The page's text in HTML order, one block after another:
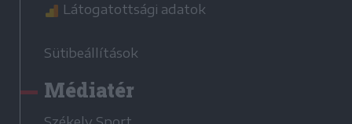
Látogatottsági adatok
Sütibeállítások
Médiatér